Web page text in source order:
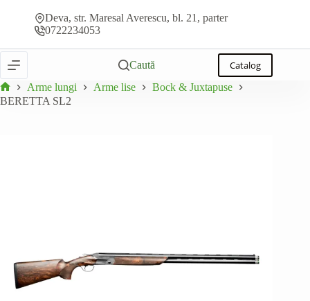
Deva, str. Maresal Averescu, bl. 21, parter
0722234053
Caută Catalog
Prima
Arme lungi Arme lise
Bock & Juxtapuse
BERETTA SL2